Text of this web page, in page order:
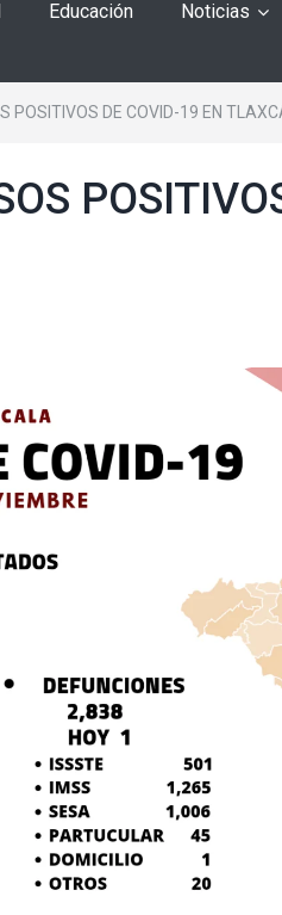
Educación Noticias
POSITIVOS DE COVID-19 EN